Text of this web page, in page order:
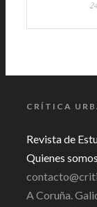
CRÍTICA
Revista de
Quienes
A Coruña.